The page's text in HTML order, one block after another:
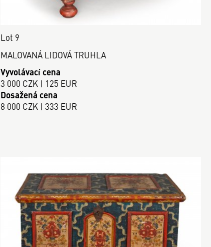
Lot 9
MALOVANÁ LIDOVÁ TRUHLA
Vyvolávací cena
3 000 CZK | 125 EUR
Dosažená cena
8 000 CZK | 333 EUR